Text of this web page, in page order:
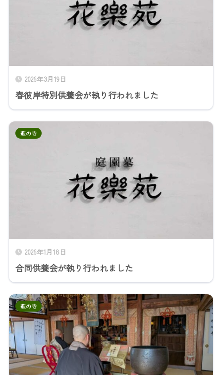
2026年3月19日
春彼岸特別供養会が執り行われました
2026年1月18日
合同供養会が執り行われました
萩の寺
萩の寺